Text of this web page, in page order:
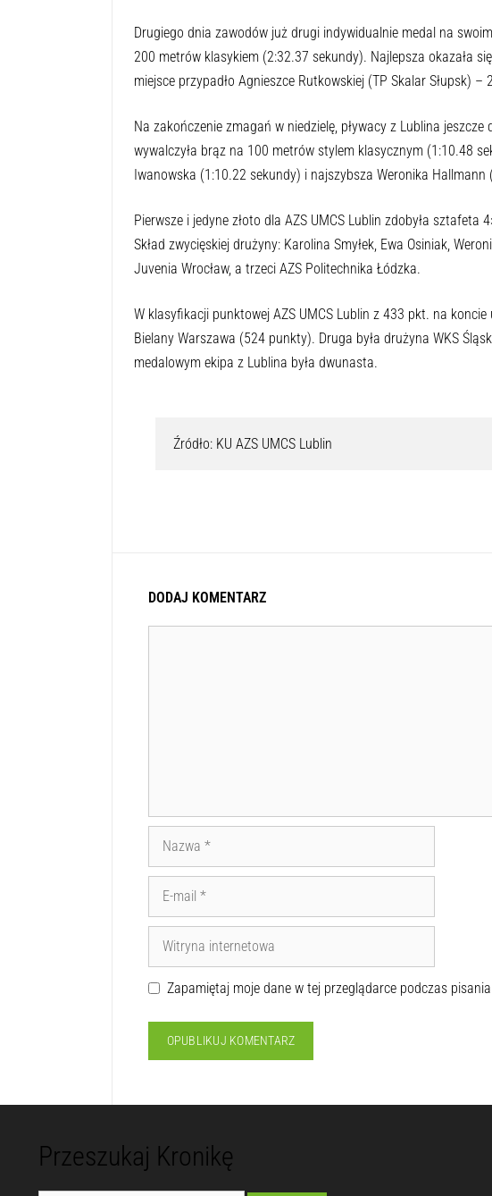
Drugiego dnia zawodów już drugi indywidualnie medal na
200 metrów klasykiem (2:32.37 sekundy). Najlepsza okazała
miejsce przypadło Agnieszce Rutkowskiej (TP Skalar Słupsk) –
Na zakończenie zmagań w niedzielę, pływacy z Lublina
wywalczyła brąz na 100 metrów stylem klasycznym (1:10.48
Iwanowska (1:10.22 sekundy) i najszybsza Weronika Hallmann
Pierwsze i jedyne złoto dla AZS UMCS Lublin zdobyła
Skład zwycięskiej drużyny: Karolina Smyłek, Ewa Osiniak,
Juvenia Wrocław, a trzeci AZS Politechnika Łódzka.
W klasyfikacji punktowej AZS UMCS Lublin z 433 pkt. na koncie
Bielany Warszawa (524 punkty). Druga była drużyna WKS
medalowym ekipa z Lublina była dwunasta.
Źródło: KU AZS UMCS Lublin
DODAJ KOMENTARZ
Zapamiętaj moje dane w tej przeglądarce podczas
Przeszukaj Kronikę